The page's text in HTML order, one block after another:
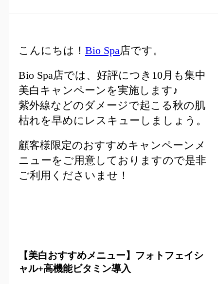
こんにちは！ Bio Spa店です。
Bio Spa店では、好評につき10月も集中
美白キャンペーンを実施します♪
紫外線などのダメージで起こる秋の肌
枯れを早めにレスキューしましょう。
顧客様限定のおすすめキャンペーンメ
ニューをご用意しておりますので是非
ご利用くださいませ！
【美白おすすめメニュー】 フォトフェイシ
ャル+高機能ビタミン導入